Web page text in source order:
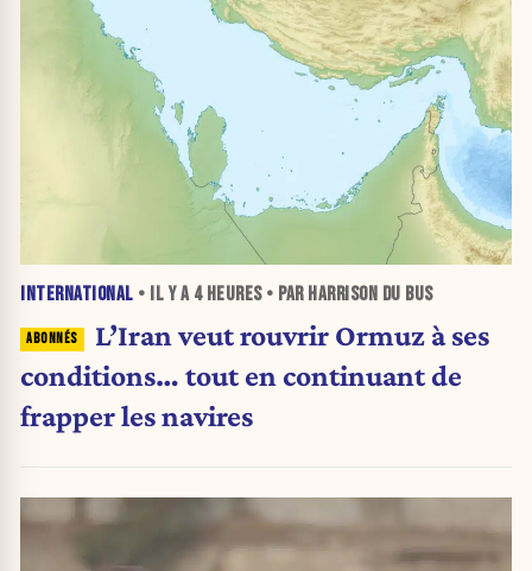
INTERNATIONAL • IL Y A 4 HEURES• PAR HARRISON DU BUS
L’Iran veut rouvrir Ormuz à ses
conditions… tout en continuant de
frapper les navires